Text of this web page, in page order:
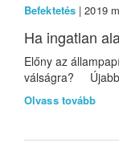
Befektetés | 2019
Ha ingatlan
Előny az
válságra? Újabb
Olvass tovább